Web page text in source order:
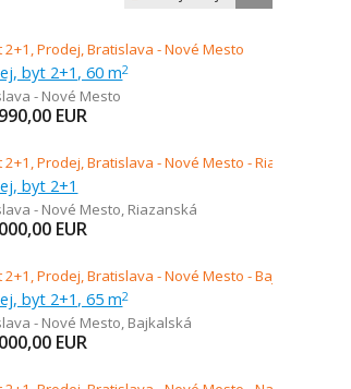
byt 2+1, 60 m2
- Nové Mesto
EUR
byt 2+1
- Nové Mesto, Riazanská
EUR
byt 2+1, 65 m2
- Nové Mesto, Bajkalská
EUR